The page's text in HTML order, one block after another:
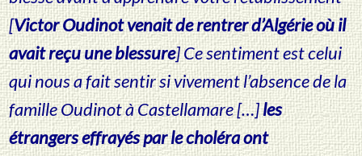
[Victor Oudinot venait de rentrer d’Algérie où il
avait reçu une blessure] Ce sentiment est celui
qui nous a fait sentir si vivement l’absence de la
famille Oudinot à Castellamare […]les
étrangers effrayés par le choléra ont